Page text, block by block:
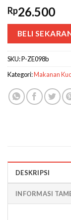
Rp26.500
BELI
SKU:P-ZE098b
Kategori:Makanan
DESKRIPSI
INFORMASI